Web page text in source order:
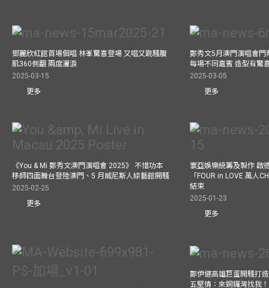
鄧麗欣紅館首場個唱 林峯驚喜登場 又唱又跳騷腹
肌360側翻 兩度灑淚
2025-03-15
更多
鄭秀文5月澳門演唱會
每場不同嘉賓 造型有驚
2025-03-05
更多
《You & Mi 鄭秀文澳門演唱會 2025》 不惜功本
移師四面舞台登陸澳門、5 月威尼斯人綜藝館開騷
2025-02-25
更多
寰亞娛樂統籌及製作 啟
「FOUR in LOVE 萬人
結束
2025-01-23
更多
鄭伊健高雄巨蛋開騷打
五堅情：來銅鑼灣找我！